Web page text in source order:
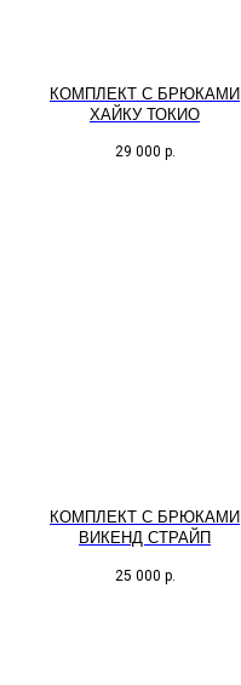
КОМПЛЕКТ С БРЮКАМИ
ХАЙКУ ТОКИО
29 000 р.
КОМПЛЕКТ С БРЮКАМИ
ВИКЕНД СТРАЙП
25 000 р.